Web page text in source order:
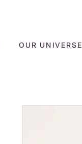
OUR UNIVERSE